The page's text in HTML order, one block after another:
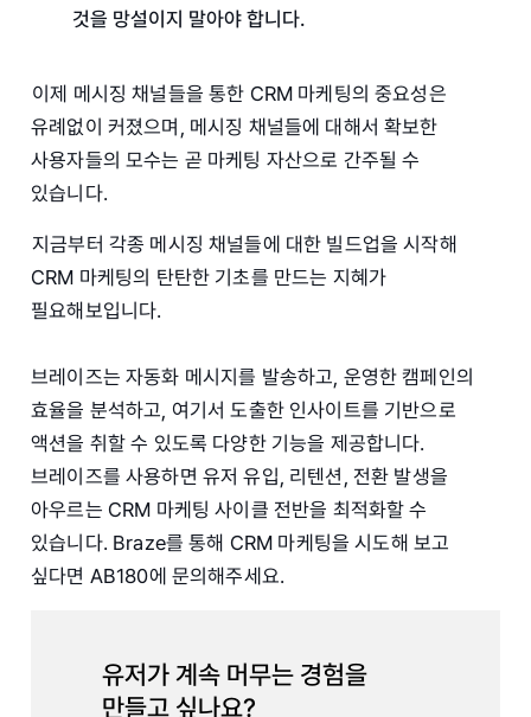
것을 망설이지 말아야 합니다.
이제 메시징 채널들을 통한 CRM 마케팅의 중요성은
유례없이 커졌으며, 메시징 채널들에 대해서 확보한
사용자들의 모수는 곧 마케팅 자산으로 간주될 수
있습니다.
지금부터 각종 메시징 채널들에 대한 빌드업을 시작해
CRM 마케팅의 탄탄한 기초를 만드는 지혜가
필요해보입니다.
브레이즈는 자동화 메시지를 발송하고, 운영한 캠페인의
효율을 분석하고, 여기서 도출한 인사이트를 기반으로
액션을 취할 수 있도록 다양한 기능을 제공합니다.
브레이즈를 사용하면 유저 유입, 리텐션, 전환 발생을
아우르는 CRM 마케팅 사이클 전반을 최적화할 수
있습니다. Braze를 통해 CRM 마케팅을 시도해 보고
싶다면 AB180에 문의해주세요.
유저가 계속 머무는 경험을
만들고 싶나요?